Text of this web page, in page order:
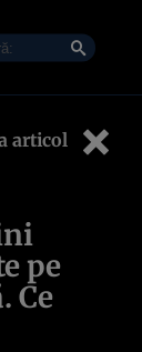
articol
pe
Ce